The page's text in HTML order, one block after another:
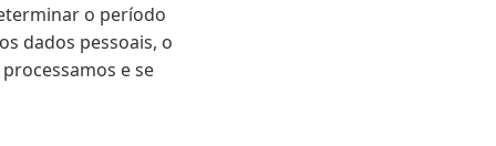
o período
dados pessoais, o
e se